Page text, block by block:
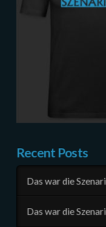
Recent Posts
Das war die
Das war die